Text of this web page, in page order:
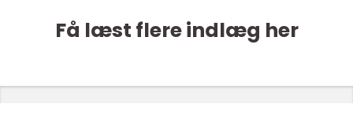
Få læst flere indlæg her